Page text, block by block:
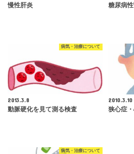
慢性肝炎
糖尿病
病気・治療について
2013.3.8
動脈硬化を見て測る検査
2010.3.10
狭心症
病気・治療について